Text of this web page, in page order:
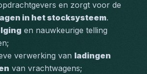
in het stocksysteem.
en nauwkeurige telling
verwerking van ladingen
van vrachtwagens;